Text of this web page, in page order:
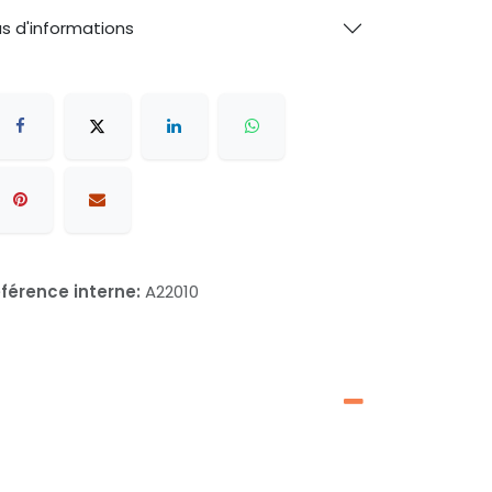
d'informations
interne: A22010